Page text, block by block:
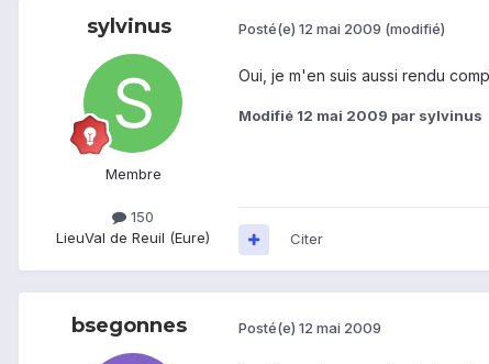
sylvinus
Membre
150
LieuVal de Reuil (Eure)
Posté(e) 12 mai 2009 (modifié)
Oui, je m'en suis aussi rendu
Modifié 12 mai 2009 par sylvinus
Citer
bsegonnes Posté(e) 12 mai 2009